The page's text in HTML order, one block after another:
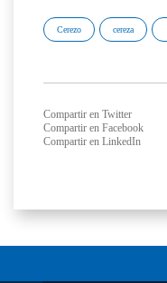
Cerezo cereza
Compartir en Twitter
Compartir en Facebook
Compartir en LinkedIn